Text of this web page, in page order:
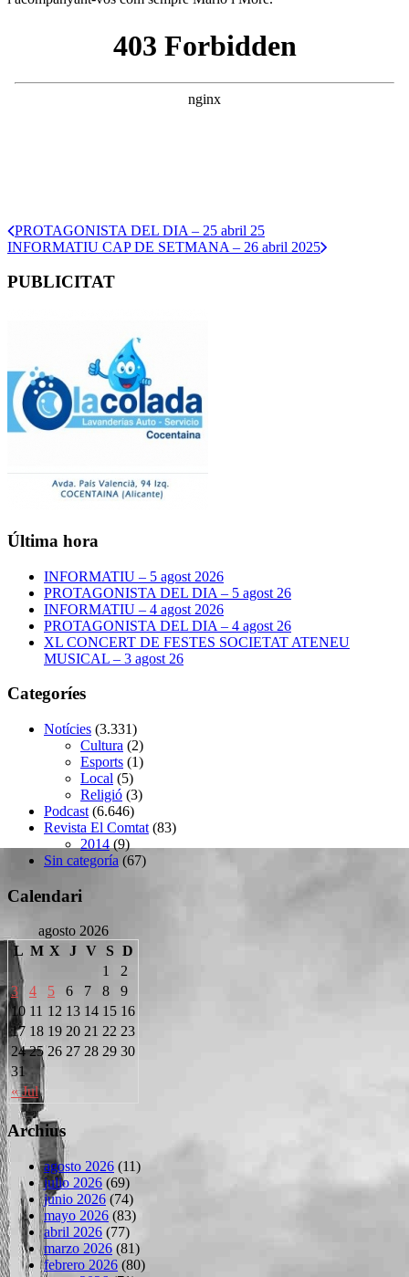
PROTAGONISTA DEL DIA – 25 abril 25
INFORMATIU CAP DE SETMANA – 26 abril 2025
PUBLICITAT
Última hora
INFORMATIU – 5 agost 2026
PROTAGONISTA DEL DIA – 5 agost 26
INFORMATIU – 4 agost 2026
PROTAGONISTA DEL DIA – 4 agost 26
XL CONCERT DE FESTES SOCIETAT ATENEU
MUSICAL – 3 agost 26
Categoríes
Notícies (3.331)
Cultura (2)
Esports (1)
Local (5)
Religió (3)
Podcast (6.646)
Revista El Comtat (83)
2014 (9)
Sin categoría (67)
Calendari
agosto 2026
L M X J V S D
« Jul
1
2
3
4 5 6 7 8
9
10 11 12 13 14 15 16
17 18 19 20 21 22 23
24 25 26 27 28 29 30
31
Archius
agosto 2026 (11)
julio 2026 (69)
junio 2026 (74)
mayo 2026 (83)
abril 2026 (77)
marzo 2026 (81)
febrero 2026 (80)